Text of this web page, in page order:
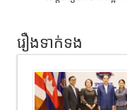
រឿងទាក់ទង